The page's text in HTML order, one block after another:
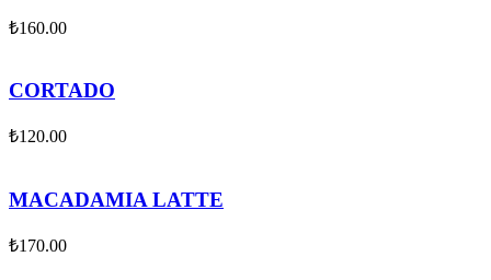
₺160.00
CORTADO
₺120.00
MACADAMIA LATTE
₺170.00